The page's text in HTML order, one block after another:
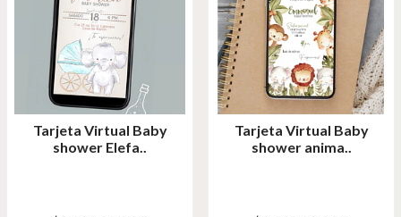
Tarjeta Virtual Baby
shower Elefa..
Tarjeta Virtual Baby
shower anima..